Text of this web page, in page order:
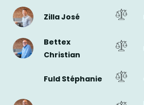
Zilla José
Bettex
Christian
Fuld Stéphanie